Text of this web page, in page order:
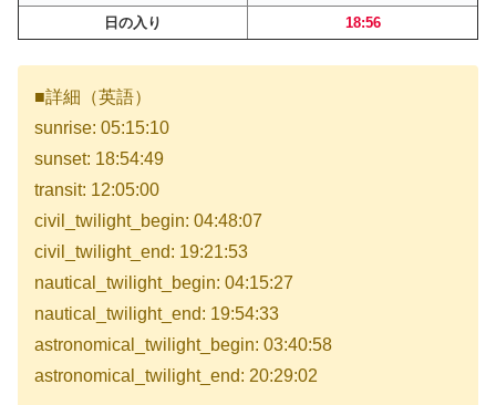
日の入り
18:56
■詳細（英語）
sunrise: 05:15:10
sunset: 18:54:49
transit: 12:05:00
civil_twilight_begin: 04:48:07
civil_twilight_end: 19:21:53
nautical_twilight_begin: 04:15:27
nautical_twilight_end: 19:54:33
astronomical_twilight_begin: 03:40:58
astronomical_twilight_end: 20:29:02